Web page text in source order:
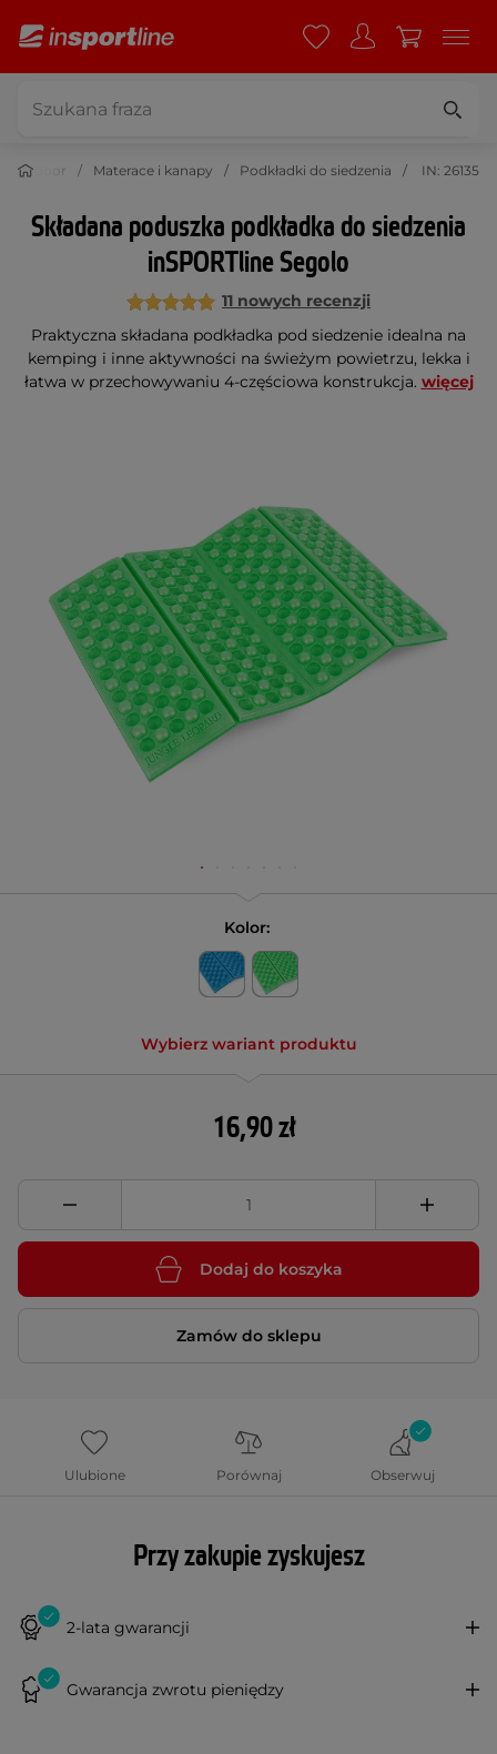
Outdoor Materace i kanapy Podkładki do siedzenia IN: 26135
Składana poduszka podkładka do siedzenia
inSPORTline Segolo
11 nowych recenzji
Praktyczna składana podkładka pod siedzenie idealna na
kemping i inne aktywności na świeżym powietrzu, lekka i
łatwa w przechowywaniu 4-częściowa konstrukcja. więcej
Kolor:
Wybierz wariant produktu
16,90 zł
Dodaj do koszyka
Zamów do sklepu
Ulubione Porównaj Obserwuj
Przy zakupie zyskujesz
2-lata gwarancji
Gwarancja zwrotu pieniędzy